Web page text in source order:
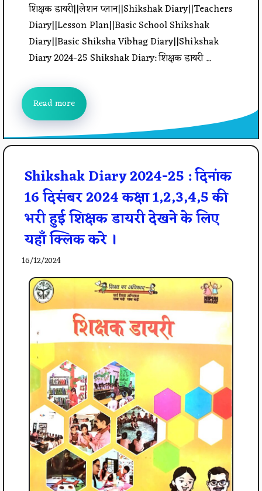
शिक्षक डायरी||लेशन प्लान||Shikshak Diary||Teachers
Diary||Lesson Plan||Basic School Shikshak
Diary||Basic Shiksha Vibhag Diary||Shikshak
Diary 2024-25 Shikshak Diary: शिक्षक डायरी ...
Read more
Shikshak Diary 2024-25 : दिनांक
16 दिसंबर 2024 कक्षा 1,2,3,4,5 की
भरी हुई शिक्षक डायरी देखने के लिए
यहाँ क्लिक करे ।
16/12/2024